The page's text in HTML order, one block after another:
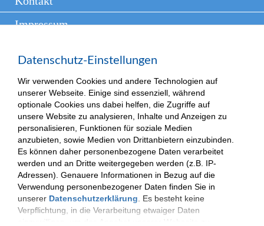
Impressum
(c) 2025| VKKJ - Verantwortung und Kompetenz für besondere Kinder und
Jugendliche.
Impressum Datenschutzerklärung
Datenschutz-Einstellungen
Wir verwenden Cookies und andere Technologien auf
unserer Webseite. Einige sind essenziell, während
optionale Cookies uns dabei helfen, die Zugriffe auf
unsere Website zu analysieren, Inhalte und Anzeigen zu
personalisieren, Funktionen für soziale Medien
anzubieten, sowie Medien von Drittanbietern einzubinden.
Es können daher personenbezogene Daten verarbeitet
werden und an Dritte weitergegeben werden (z.B. IP-
Adressen). Genauere Informationen in Bezug auf die
Verwendung personenbezogener Daten finden Sie in
unserer Datenschutzerklärung . Es besteht keine
Verpflichtung, in die Verarbeitung etwaiger Daten